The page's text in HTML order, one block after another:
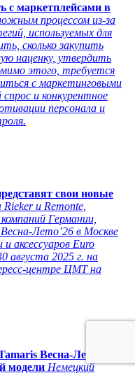
с маркетплейсами в
процессом из-за
используемых для
сколько закупить
наценку, утвердить
этого, требуется
с маркетинговыми
и конкурентное
персонала и
свои новые
и Remonte,
Германии,
Лето’26 в Москве
аксессуаров Euro
августа 2025 г. на
центре ЦМТ на
Весна-Лето 26:
модели Немецкий